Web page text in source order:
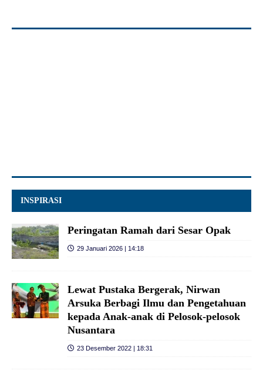
INSPIRASI
Peringatan Ramah dari Sesar Opak
29 Januari 2026 | 14:18
Lewat Pustaka Bergerak, Nirwan
Arsuka Berbagi Ilmu dan Pengetahuan
kepada Anak-anak di Pelosok-pelosok
Nusantara
23 Desember 2022 | 18:31